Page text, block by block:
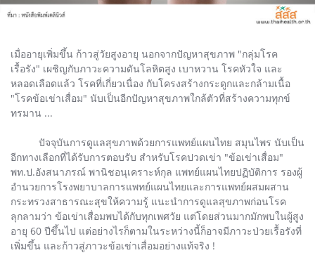
เมื่ออายุเพิ่มขึ้น ก้าวสู่วัยสูงอายุ นอกจากปัญหาสุขภาพ "กลุ่มโรค
เรื้อรัง" เผชิญกับภาวะความดันโลหิตสูง เบาหวาน โรคหัวใจ และ
หลอดเลือดแล้ว โรคที่เกี่ยวเนื่อง กับโครงสร้างกระดูกและกล้ามเนื้อ
"โรคข้อเข่าเสื่อม" นับเป็นอีกปัญหาสุขภาพใกล้ตัวที่สร้างความทุกข์
ทรมาน ...
ปัจจุบันการดูแลสุขภาพด้วยการแพทย์แผนไทย สมุนไพร นับเป็น
อีกทางเลือกที่ได้รับการตอบรับ สำหรับโรคปวดเข่า "ข้อเข่าเสื่อม"
พท.ป.อังสนาภรณ์ พานิชอนุเคราะห์กุล แพทย์แผนไทยปฏิบัติการ รองผู้
อำนวยการโรงพยาบาลการแพทย์แผนไทยและการแพทย์ผสมผสาน
กระทรวงสาธารณะสุขให้ความรู้ แนะนำการดูแลสุขภาพก่อนโรค
ลุกลามว่า ข้อเข่าเสื่อมพบได้กับทุกเพศวัย แต่โดยส่วนมากมักพบในผู้สูง
อายุ 60 ปีขึ้นไป แต่อย่างไรก็ตามในระหว่างนี้ก็อาจมีภาวะป่วยเรื้อรังที่
เพิ่มขึ้น และก้าวสู่ภาวะข้อเข่าเสื่อมอย่างแท้จริง !